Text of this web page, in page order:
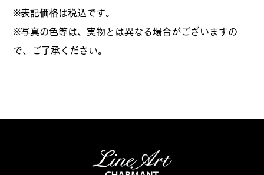
​※表記価格は税込です。
※写真の色等は、実物とは異なる場合がございますの
で、ご了承ください。